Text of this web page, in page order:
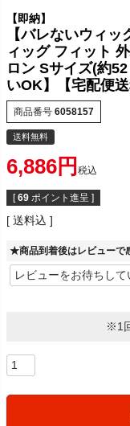
【即納】
【バレないウィ
ィッグ フィット
ロン Sサイズ(約
いOK】【宅配便
商品番号 6058157
送料無料
6,886 税込
[ 69 ポイント進呈 ]
送料込
★商品到着後はレビューで
※1